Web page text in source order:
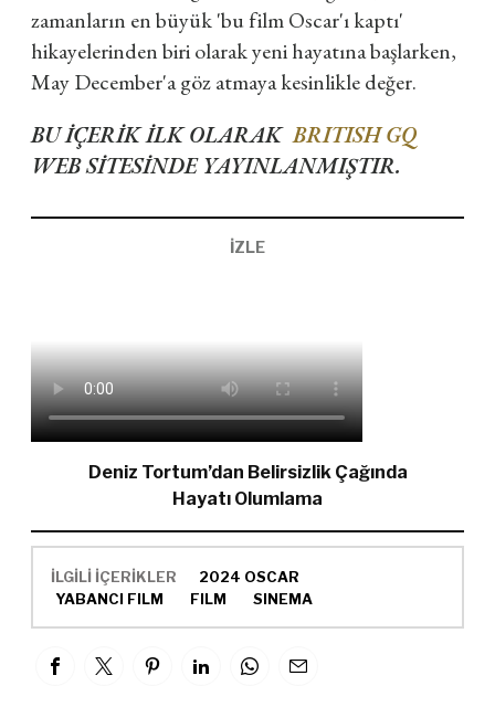
zamanların en büyük 'bu film Oscar'ı kaptı'
hikayelerinden biri olarak yeni hayatına başlarken,
May December'a göz atmaya kesinlikle değer.
BU İÇERİK İLK OLARAK BRITISH GQ
WEB SİTESİNDE YAYINLANMIŞTIR.
İZLE
Deniz Tortum’dan Belirsizlik Çağında
Hayatı Olumlama
İLGİLİ İÇERİKLER
2024 OSCAR
YABANCI FILM
FILM SINEMA